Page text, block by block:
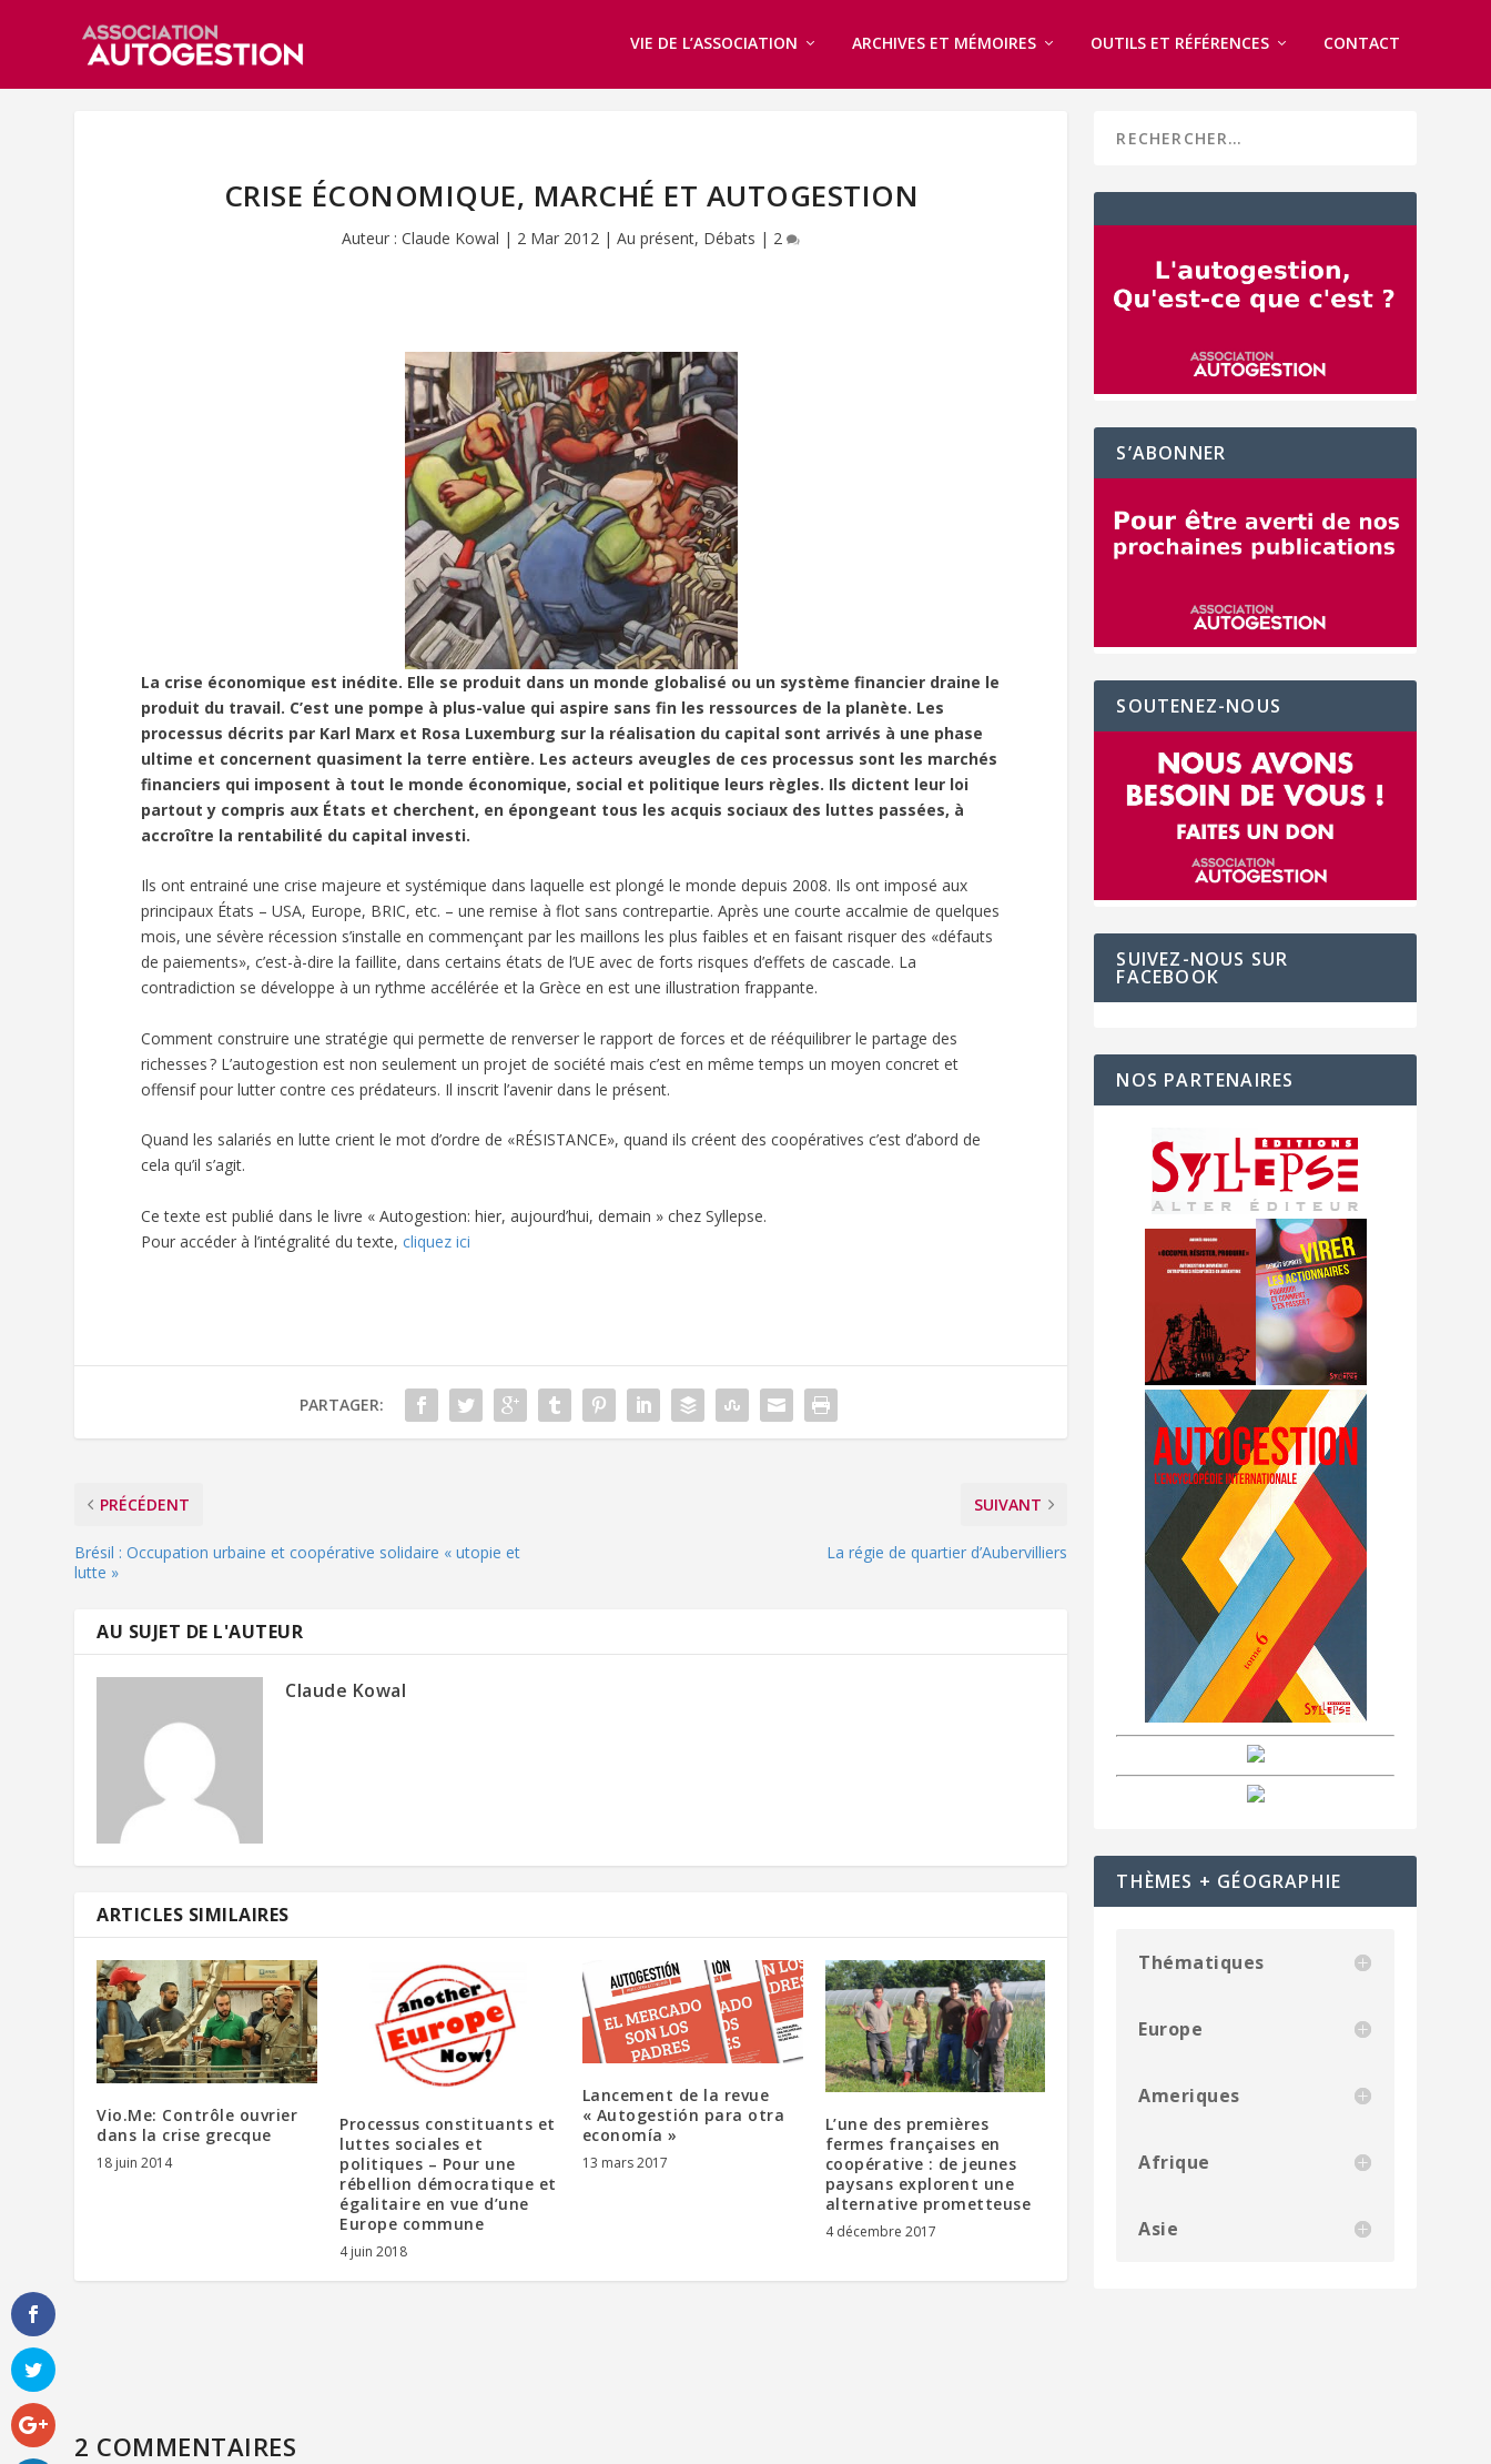
VIE DE L’ASSOCIATION ARCHIVES ET MÉMOIRES OUTILS ET RÉFÉRENCES CONTACT
CRISE ÉCONOMIQUE, MARCHÉ ET AUTOGESTION
Auteur :Claude Kowal | 2 Mar 2012 |Au présent, Débats | 2
La crise économique est inédite. Elle se produit dans un monde globalisé ou un système financier draine le
produit du travail. C’est une pompe à plus-value qui aspire sans fin les ressources de la planète. Les
processus décrits par Karl Marx et Rosa Luxemburg sur la réalisation du capital sont arrivés à une phase
ultime et concernent quasiment la terre entière. Les acteurs aveugles de ces processus sont les marchés
financiers qui imposent à tout le monde économique, social et politique leurs règles. Ils dictent leur loi
partout y compris aux États et cherchent, en épongeant tous les acquis sociaux des luttes passées, à
accroître la rentabilité du capital investi.
Ils ont entrainé une crise majeure et systémique dans laquelle est plongé le monde depuis 2008. Ils ont imposé aux
principaux États – USA, Europe, BRIC, etc. – une remise à flot sans contrepartie. Après une courte accalmie de quelques
mois, une sévère récession s’installe en commençant par les maillons les plus faibles et en faisant risquer des «défauts
de paiements», c’est-à-dire la faillite, dans certains états de l’UE avec de forts risques d’effets de cascade. La
contradiction se développe à un rythme accélérée et la Grèce en est une illustration frappante.
Comment construire une stratégie qui permette de renverser le rapport de forces et de rééquilibrer le partage des
richesses ? L’autogestion est non seulement un projet de société mais c’est en même temps un moyen concret et
offensif pour lutter contre ces prédateurs. Il inscrit l’avenir dans le présent.
Quand les salariés en lutte crient le mot d’ordre de «RÉSISTANCE», quand ils créent des coopératives c’est d’abord de
cela qu’il s’agit.
Ce texte est publié dans le livre « Autogestion: hier, aujourd’hui, demain » chez Syllepse.
Pour accéder à l’intégralité du texte,cliquez ici
PARTAGER:
PRÉCÉDENT
Brésil : Occupation urbaine et coopérative solidaire « utopie et
lutte »
SUIVANT
La régie de quartier d’Aubervilliers
AU SUJET DE L'AUTEUR
Claude Kowal
ARTICLES SIMILAIRES
Vio.Me: Contrôle ouvrier
dans la crise grecque
18 juin 2014
Processus constituants et
luttes sociales et
politiques – Pour une
rébellion démocratique et
égalitaire en vue d’une
Europe commune
4 juin 2018
Lancement de la revue
« Autogestión para otra
economía »
13 mars 2017
L’une des premières
fermes françaises en
coopérative : de jeunes
paysans explorent une
alternative prometteuse
4 décembre 2017
2 COMMENTAIRES
S’ABONNER
SOUTENEZ-NOUS
SUIVEZ-NOUS SUR
FACEBOOK
NOS PARTENAIRES
THÈMES + GÉOGRAPHIE
Thématiques
Europe
Ameriques
Afrique
Asie